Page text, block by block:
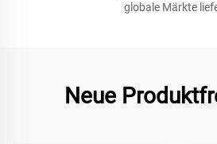
globale Märkte
Neue